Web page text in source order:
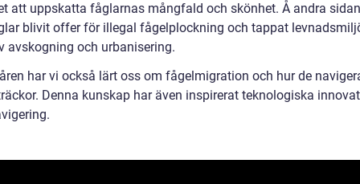
att uppskatta fåglarnas mångfald och skönhet. Å andra
blivit offer för illegal fågelplockning och tappat
avskogning och urbanisering.
har vi också lärt oss om fågelmigration och hur de
Denna kunskap har även inspirerat teknologiska